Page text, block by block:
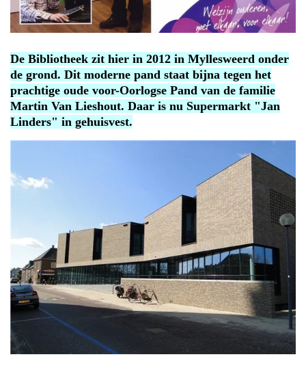
De Bibliotheek zit hier in 2012 in Myllesweerd onder
de grond. Dit moderne pand staat bijna tegen het
prachtige oude voor-Oorlogse Pand van de familie
Martin Van Lieshout. Daar is nu Supermarkt "Jan
Linders" in gehuisvest.